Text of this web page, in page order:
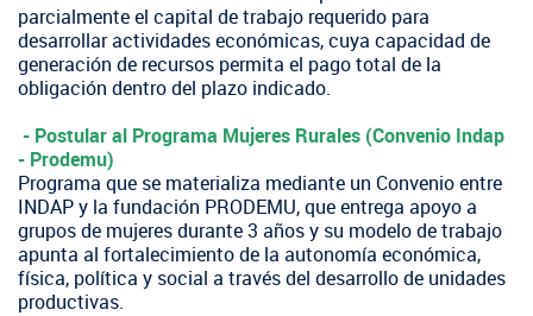
parcialmente el capital de trabajo requerido para
desarrollar actividades económicas, cuya capacidad de
generación de recursos permita el pago total de la
obligación dentro del plazo indicado.
- Postular al Programa ​Mujeres Rurales (Convenio Indap
- Prodemu)
Programa que se materializa mediante un Convenio entre
INDAP y la fundación PRODEMU, que entrega apoyo a
grupos de mujeres durante 3 años y su modelo de trabajo
apunta al fortalecimiento de la autonomía económica,
física, política y social a través del desarrollo de unidades
productivas.